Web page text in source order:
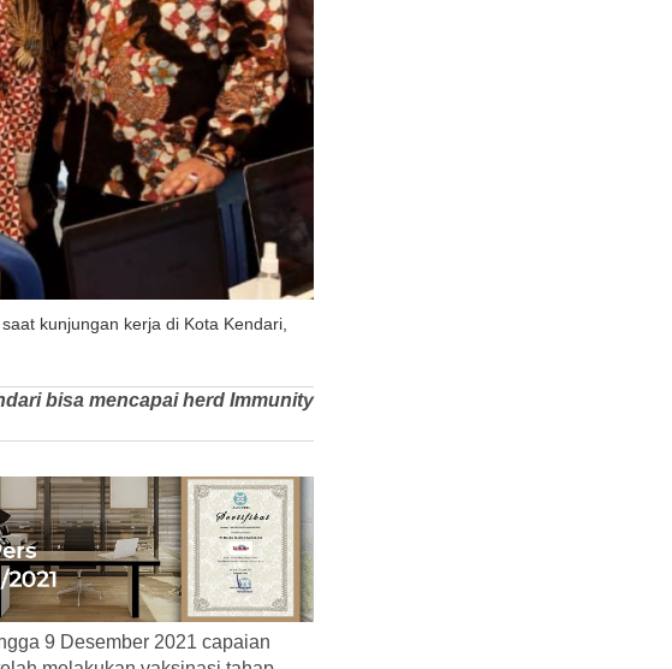
kunjungan kerja di Kota Kendari,
bisa mencapai herd Immunity
9 Desember 2021 capaian